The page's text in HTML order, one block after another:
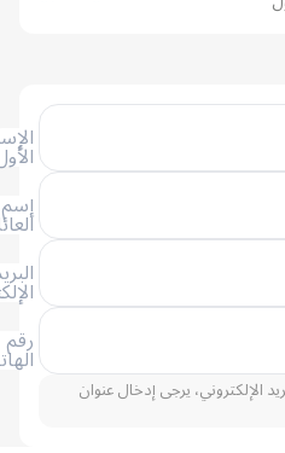
العائلة
الإلكتروني
الهاتف
يرجى إدخال عنوان